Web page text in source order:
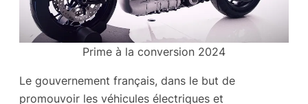
Prime à la conversion 2024
Le gouvernement français, dans le but de
promouvoir les véhicules électriques et